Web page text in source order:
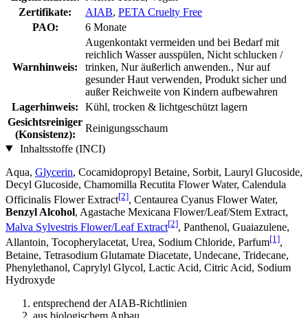
Zertifikate:
AIAB, PETA Cruelty Free
PAO:
6 Monate
Warnhinweis:
Augenkontakt vermeiden und bei Bedarf mit
reichlich Wasser ausspülen, Nicht schlucken /
trinken, Nur äußerlich anwenden., Nur auf
gesunder Haut verwenden, Produkt sicher und
außer Reichweite von Kindern aufbewahren
Lagerhinweis:
Kühl, trocken & lichtgeschützt lagern
Gesichtsreiniger
(Konsistenz):
Reinigungsschaum
Inhaltsstoffe (INCI)
Aqua, Glycerin, Cocamidopropyl Betaine, Sorbit, Lauryl Glucoside,
Decyl Glucoside, Chamomilla Recutita Flower Water, Calendula
Officinalis Flower Extract[2], Centaurea Cyanus Flower Water,
Benzyl Alcohol, Agastache Mexicana Flower/Leaf/Stem Extract,
Malva Sylvestris Flower/Leaf Extract[2], Panthenol, Guaiazulene,
Allantoin, Tocopherylacetat, Urea, Sodium Chloride, Parfum[1],
Betaine, Tetrasodium Glutamate Diacetate, Undecane, Tridecane,
Phenylethanol, Caprylyl Glycol, Lactic Acid, Citric Acid, Sodium
Hydroxyde
entsprechend der AIAB-Richtlinien
aus biologischem Anbau